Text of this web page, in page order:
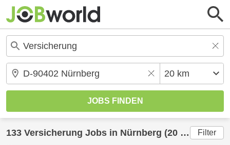
133 Versicherung Jobs in Nürnberg (20 km) gefunden Filter